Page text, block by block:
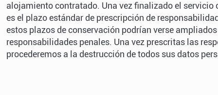
alojamiento contratado. Una vez finalizado el servicio
es el plazo estándar de prescripción de
estos plazos de conservación podrían verse
responsabilidades penales. Una vez prescritas las
procederemos a la destrucción de todos sus datos